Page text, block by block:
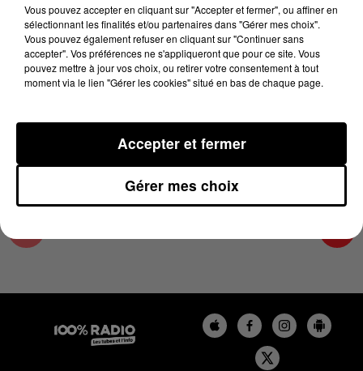
11 juin 2024 - 1 min 14 sec
L'AGENDA DU SUD TARN DU 11/06/2024 À
10H41
L'AGENDA DU SUD TARN
Vous pouvez accepter en cliquant sur "Accepter et fermer", ou affiner en
sélectionnant les finalités et/ou partenaires dans "Gérer mes choix".
Vous pouvez également refuser en cliquant sur "Continuer sans
accepter". Vos préférences ne s'appliqueront que pour ce site. Vous
pouvez mettre à jour vos choix, ou retirer votre consentement à tout
moment via le lien "Gérer les cookies" situé en bas de chaque page.
Gérer mes choix
Accepter et fermer